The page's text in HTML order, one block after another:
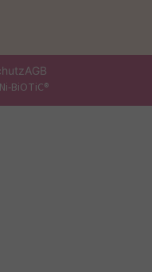
AGB
BiOTiC®